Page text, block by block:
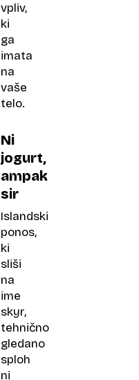
vpliv,
ki
ga
imata
na
vaše
telo.
Ni
jogurt,
ampak
sir
Islandski
ponos,
ki
sliši
na
ime
skyr,
tehnično
gledano
sploh
ni